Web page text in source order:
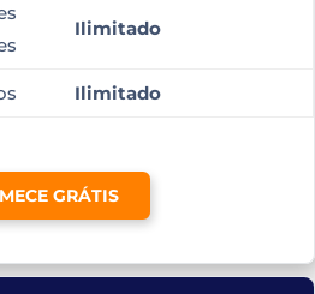
Ilimitado
Ilimitado
GRÁTIS